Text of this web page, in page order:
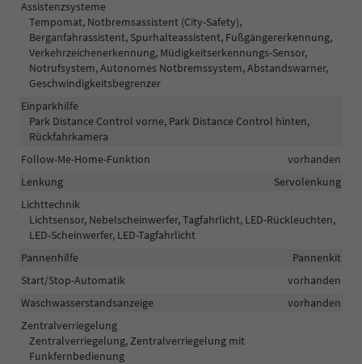
Assistenzsysteme
Tempomat, Notbremsassistent (City-Safety),
Berganfahrassistent, Spurhalteassistent, Fußgängererkennung,
Verkehrzeichenerkennung, Müdigkeitserkennungs-Sensor,
Notrufsystem, Autonomes Notbremssystem, Abstandswarner,
Geschwindigkeitsbegrenzer
Einparkhilfe
Park Distance Control vorne, Park Distance Control hinten,
Rückfahrkamera
Follow-Me-Home-Funktion
vorhanden
Lenkung
Servolenkung
Lichttechnik
Lichtsensor, Nebelscheinwerfer, Tagfahrlicht, LED-Rückleuchten,
LED-Scheinwerfer, LED-Tagfahrlicht
Pannenhilfe
Pannenkit
Start/Stop-Automatik
vorhanden
Waschwasserstandsanzeige
vorhanden
Zentralverriegelung
Zentralverriegelung, Zentralverriegelung mit
Funkfernbedienung